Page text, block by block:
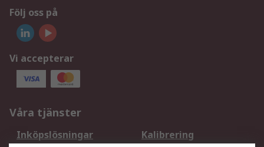
Följ oss på
Vi accepterar
Våra tjänster
Inköpslösningar
Kalibrering